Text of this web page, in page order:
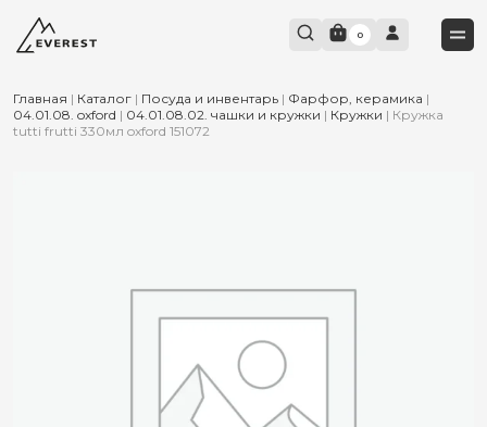
0
Главная | Каталог | Посуда и инвентарь | Фарфор, керамика |
04.01.08. oxford | 04.01.08.02. чашки и кружки | Кружки | Кружка
tutti frutti 330мл oxford 151072